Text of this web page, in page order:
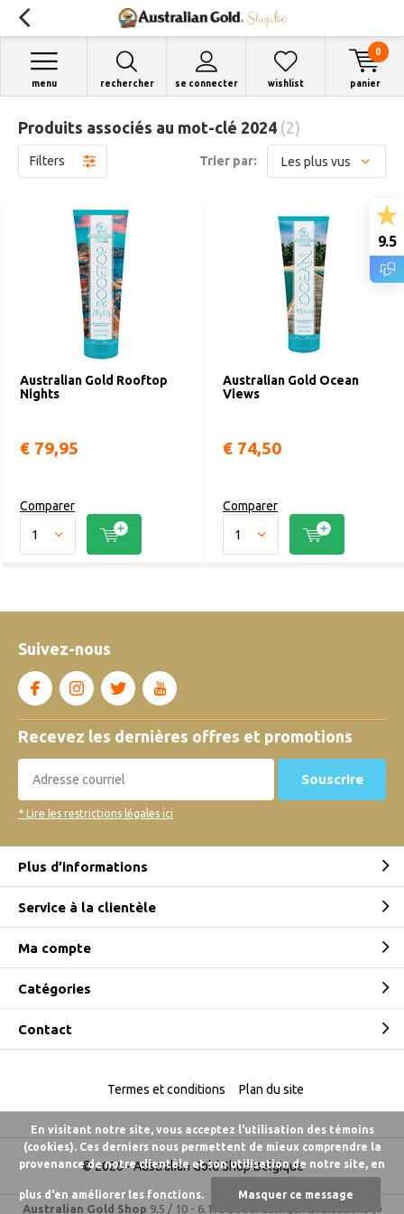
rechercher se connecter
menu wishlist panier
0
Produits associés au mot-clé 2024 (2)
Filters Trier par:
Australian Gold Rooftop
Nights
€ 79,95
Comparer
Australian Gold Ocean
Views
€ 74,50
Comparer
Suivez-nous
Recevez les dernières offres et promotions
Souscrire
* Lire les restrictions légales ici
Plus d’informations
Service à la clientèle
Ma compte
Catégories
Contact
© 2026 -Australian Gold Shop Belgique
Termes et conditions Plan du site
Australian Gold Shop 9,5 / 10- 6.175 beoordelingen Évaluations @
9.5
En visitant notre site, vous acceptez l'utilisation des témoins
(cookies). Ces derniers nous permettent de mieux comprendre la
provenance de notre clientèle et son utilisation de notre site, en
plus d'en améliorer les fonctions. Masquer ce message